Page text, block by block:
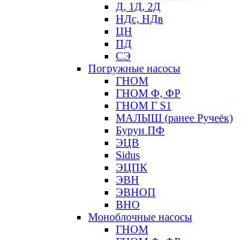
Д, 1Д, 2Д
НДс, НДв
ЦН
ПД
СЭ
Погружные насосы
ГНОМ
ГНОМ Ф, ФР
ГНОМ Г S1
МАЛЫШ (ранее Ручеёк)
Бурун ПФ
ЭЦВ
Sidus
ЭЦПК
ЭВН
ЭВНОП
ВНО
Моноблочные насосы
ГНОМ